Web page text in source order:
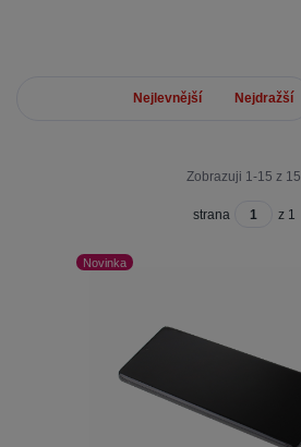
Nejlevnější Nejdražší
Zobrazuji 1-15 z 15
strana z 1
Novinka